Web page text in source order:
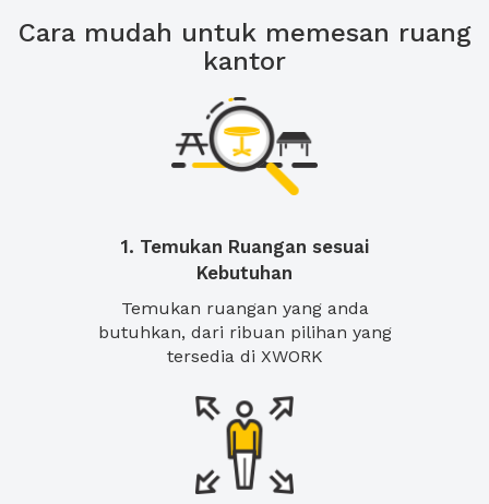
Cara mudah untuk memesan ruang
kantor
1. Temukan Ruangan sesuai
Kebutuhan
Temukan ruangan yang anda
butuhkan, dari ribuan pilihan yang
tersedia di XWORK